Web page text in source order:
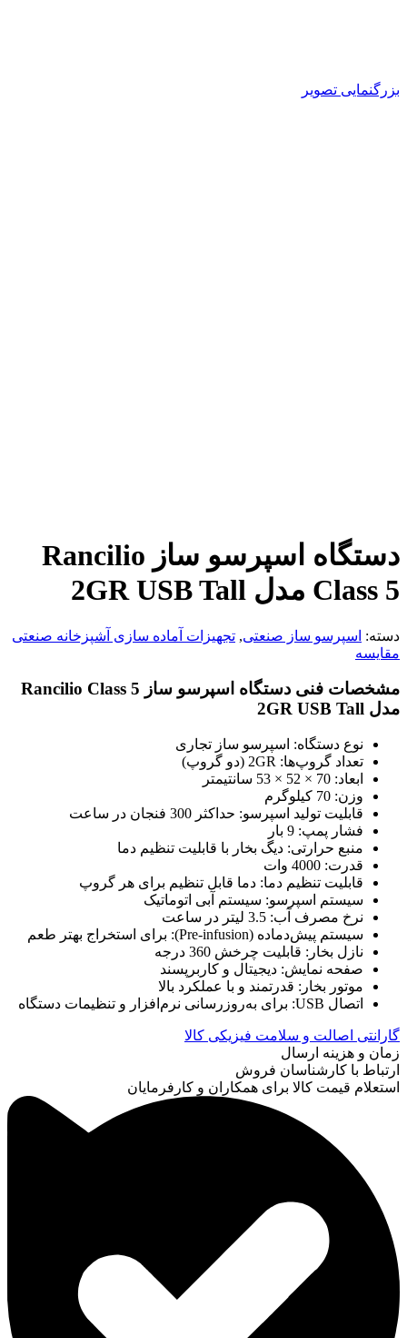
بزرگنمایی تصویر
دستگاه اسپرسو ساز Rancilio
Class 5 مدل 2GR USB Tall
دسته: اسپرسو ساز صنعتی, تجهیزات آماده سازی آشپزخانه صنعتی
مقایسه
مشخصات فنی دستگاه اسپرسو ساز Rancilio Class 5
مدل 2GR USB Tall
نوع دستگاه: اسپرسو ساز تجاری
تعداد گروپ‌ها: 2GR (دو گروپ)
ابعاد: 70 × 52 × 53 سانتیمتر
وزن: 70 کیلوگرم
قابلیت تولید اسپرسو: حداکثر 300 فنجان در ساعت
فشار پمپ: 9 بار
منبع حرارتی: دیگ بخار با قابلیت تنظیم دما
قدرت: 4000 وات
قابلیت تنظیم دما: دما قابل تنظیم برای هر گروپ
سیستم اسپرسو: سیستم آبی اتوماتیک
نرخ مصرف آب: 3.5 لیتر در ساعت
سیستم پیش‌دماده (Pre-infusion): برای استخراج بهتر طعم
نازل بخار: قابلیت چرخش 360 درجه
صفحه نمایش: دیجیتال و کاربرپسند
موتور بخار: قدرتمند و با عملکرد بالا
اتصال USB: برای به‌روزرسانی نرم‌افزار و تنظیمات دستگاه
گارانتی اصالت و سلامت فیزیکی کالا
زمان و هزینه ارسال
ارتباط با کارشناسان فروش
استعلام قیمت کالا برای همکاران و کارفرمایان